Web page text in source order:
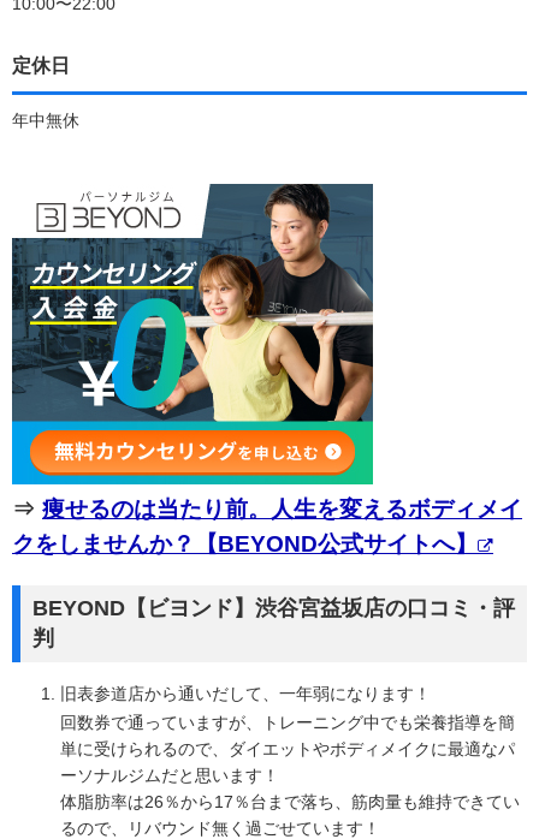
定休日
年中無休
⇒ 痩せるのは当たり前。人生を変えるボディメイ
クをしませんか？【BEYOND公式サイトへ】
BEYOND【ビヨンド】渋谷宮益坂店の口コミ・評
判
旧表参道店から通いだして、一年弱になります！
回数券で通っていますが、トレーニング中でも栄養指導を簡
単に受けられるので、ダイエットやボディメイクに最適なパ
ーソナルジムだと思います！
体脂肪率は26％から17％台まで落ち、筋肉量も維持できてい
るので、リバウンド無く過ごせています！